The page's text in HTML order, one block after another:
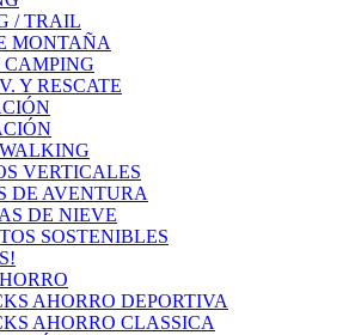
/ TRAIL
MONTAÑA
CAMPING
Y RESCATE
VERTICALES
DE AVENTURA
DE NIEVE
SOSTENIBLES
AHORRO DEPORTIVA
AHORRO CLASSICA